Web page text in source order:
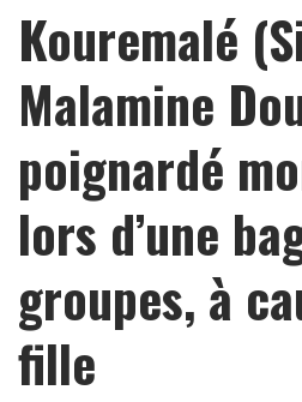
Kouremalé
Malamine
poignardé
lors d’une
groupes, à
fille